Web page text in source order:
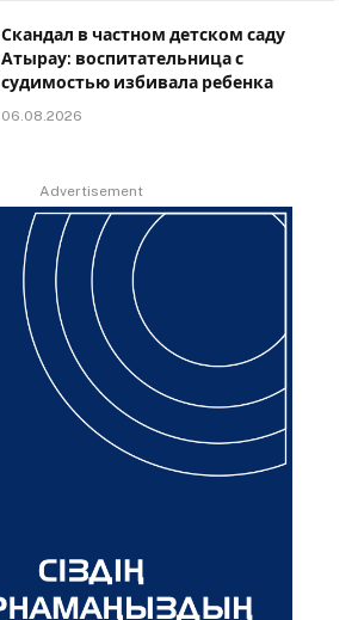
Скандал в частном детском саду
Атырау: воспитательница с
судимостью избивала ребенка
06.08.2026
Advertisement